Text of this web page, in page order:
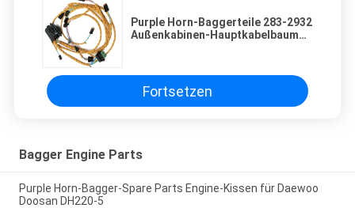
Purple Horn-Baggerteile 283-2932
Außenkabinen-Hauptkabelbaum
Fortsetzen
Bagger Engine Parts
Purple Horn-Bagger-Spare Parts Engine-Kissen für Daewoo
Doosan DH220-5